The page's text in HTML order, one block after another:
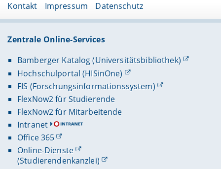
Kontakt Impressum Datenschutz
Zentrale Online-Services
Bamberger Katalog (Universitätsbibliothek)
Hochschulportal (HISinOne)
FIS (Forschungsinformationssystem)
FlexNow2 für Studierende
FlexNow2 für Mitarbeitende
Intranet
Office 365
Online-Dienste
(Studierendenkanzlei)